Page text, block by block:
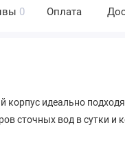
0 Оплата
корпус идеально
сточных вод в сутки